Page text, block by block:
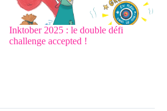
Inktober 2025 : le double défi
challenge accepted !